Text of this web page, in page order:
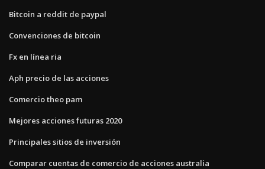
Bitcoin a reddit de paypal
Convenciones de bitcoin
Fx en línea ria
Aph precio de las acciones
Comercio theo pam
Mejores acciones futuras 2020
Principales sitios de inversión
Comparar cuentas de comercio de acciones australia